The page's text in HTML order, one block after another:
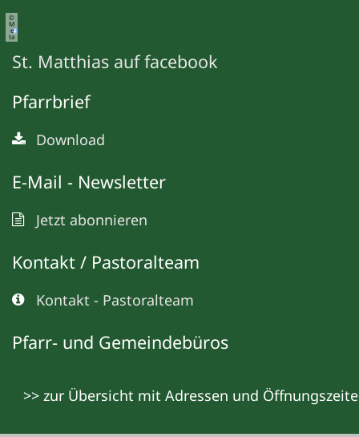
©
M
e
ta
St. Matthias auf facebook
Pfarrbrief
Download
E-Mail - Newsletter
Jetzt abonnieren
Kontakt / Pastoralteam
Kontakt - Pastoralteam
Pfarr- und Gemeindebüros
>> zur Übersicht mit Adressen und